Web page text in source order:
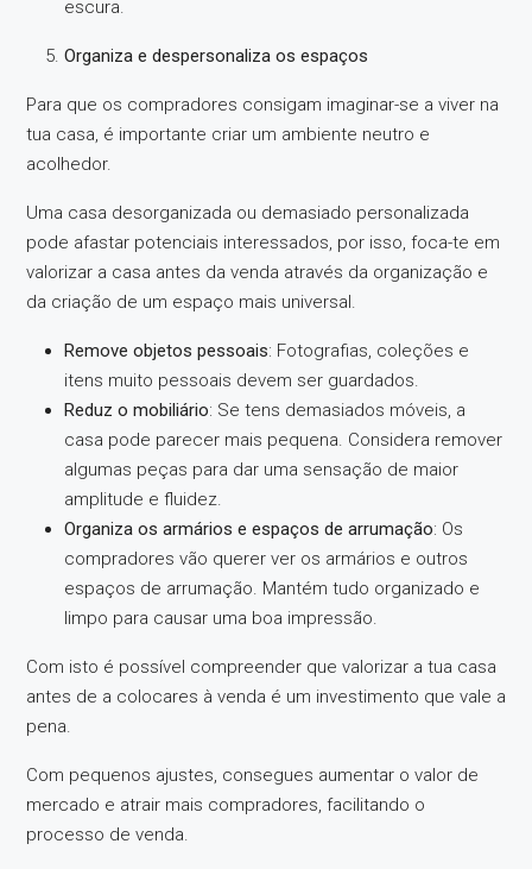
escura.
Organiza e despersonaliza os espaços
Para que os compradores consigam imaginar-se a viver na
tua casa, é importante criar um ambiente neutro e
acolhedor.
Uma casa desorganizada ou demasiado personalizada
pode afastar potenciais interessados, por isso, foca-te em
valorizar a casa antes da venda através da organização e
da criação de um espaço mais universal.
Remove objetos pessoais: Fotografias, coleções e
itens muito pessoais devem ser guardados.
Reduz o mobiliário: Se tens demasiados móveis, a
casa pode parecer mais pequena. Considera remover
algumas peças para dar uma sensação de maior
amplitude e fluidez.
Organiza os armários e espaços de arrumação: Os
compradores vão querer ver os armários e outros
espaços de arrumação. Mantém tudo organizado e
limpo para causar uma boa impressão.
Com isto é possível compreender que valorizar a tua casa
antes de a colocares à venda é um investimento que vale a
pena.
Com pequenos ajustes, consegues aumentar o valor de
mercado e atrair mais compradores, facilitando o
processo de venda.